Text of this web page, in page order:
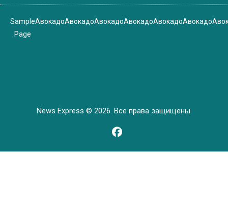
Sample
Page
АвокадоАвокадоАвокадоАвокадоАвокадоАвокадо
News Express © 2026. Все права защищены.